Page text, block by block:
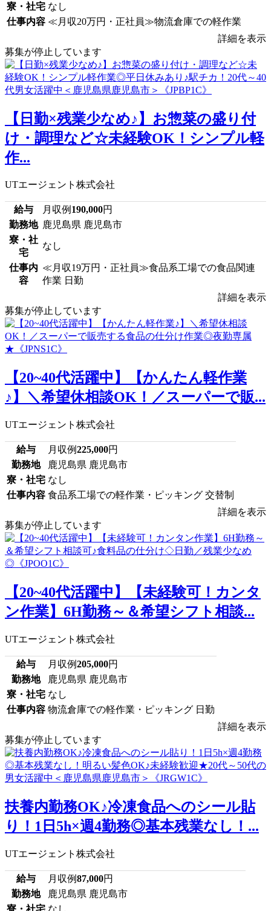
寮・社宅 なし
仕事内容 ≪月収20万円・正社員≫物流倉庫での軽作業
詳細を表示
募集が停止しています
【日勤×残業少なめ♪】お惣菜の盛り付
け・調理など☆未経験OK！シンプル軽
作...
UTエージェント株式会社
給与 月収例 190,000円
勤務地 鹿児島県 鹿児島市
寮・社
宅
なし
仕事内
容
≪月収19万円・正社員≫食品系工場での食品関連
作業 日勤
詳細を表示
募集が停止しています
【20~40代活躍中】【かんたん軽作業
♪】＼希望休相談OK！／スーパーで販...
UTエージェント株式会社
給与 月収例225,000円
勤務地
鹿児島県 鹿児島市
寮・社宅 なし
仕事内容 食品系工場での軽作業・ピッキング 交替制
詳細を表示
募集が停止しています
【20~40代活躍中】【未経験可！カンタ
ン作業】6H勤務～＆希望シフト相談...
UTエージェント株式会社
給与 月収例205,000円
勤務地
鹿児島県 鹿児島市
寮・社宅 なし
仕事内容 物流倉庫での軽作業・ピッキング 日勤
詳細を表示
募集が停止しています
扶養内勤務OK♪冷凍食品へのシール貼
り！1日5h×週4勤務◎基本残業なし！...
UTエージェント株式会社
給与 月収例87,000円
勤務地
鹿児島県 鹿児島市
寮・社宅 なし